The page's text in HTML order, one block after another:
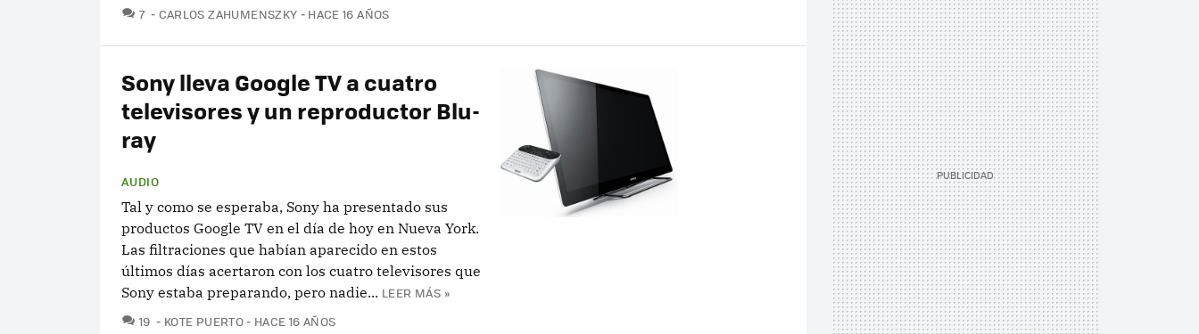
7 COMENTARIOS
CARLOS ZAHUMENSZKY HACE 16 AÑOS
Sony lleva Google TV a cuatro
televisores y un reproductor Blu-
ray
AUDIO
Tal y como se esperaba, Sony ha presentado sus
productos Google TV en el día de hoy en Nueva York.
Las filtraciones que habían aparecido en estos
últimos días acertaron con los cuatro televisores que
Sony estaba preparando, pero nadie... LEER MÁS »
19 COMENTARIOS
KOTE PUERTO HACE 16 AÑOS